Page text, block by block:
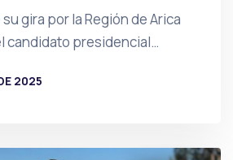
gira por la Región de Arica
candidato presidencial…
2025